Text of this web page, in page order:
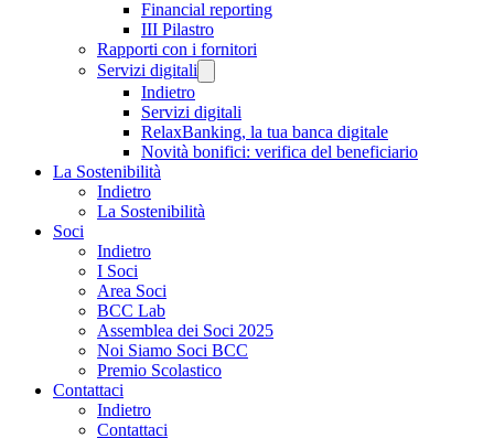
Financial reporting
III Pilastro
Rapporti con i fornitori
Servizi digitali
Indietro
Servizi digitali
RelaxBanking, la tua banca digitale
Novità bonifici: verifica del beneficiario
La Sostenibilità
Indietro
La Sostenibilità
Soci
Indietro
I Soci
Area Soci
BCC Lab
Assemblea dei Soci 2025
Noi Siamo Soci BCC
Premio Scolastico
Contattaci
Indietro
Contattaci